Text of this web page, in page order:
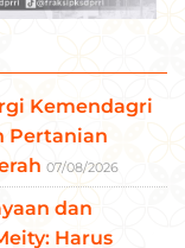
Kemendagri
Pertanian
07/08/2026
dan
Harus